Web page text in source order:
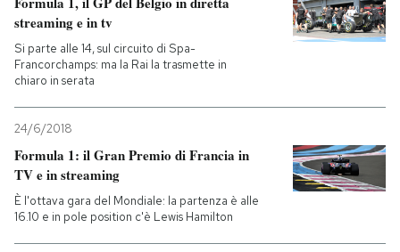
streaming e in tv
Si parte alle 14, sul circuito di Spa-
Francorchamps: ma la Rai la trasmette in
chiaro in serata
24/6/2018
Formula 1: il Gran Premio di Francia in
TV e in streaming
È l'ottava gara del Mondiale: la partenza è alle
16.10 e in pole position c'è Lewis Hamilton